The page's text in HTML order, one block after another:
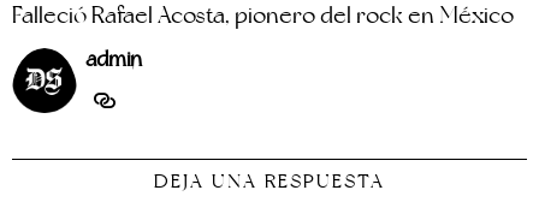
Falleció Rafael Acosta, pionero del rock en México
admin
DEJA UNA RESPUESTA